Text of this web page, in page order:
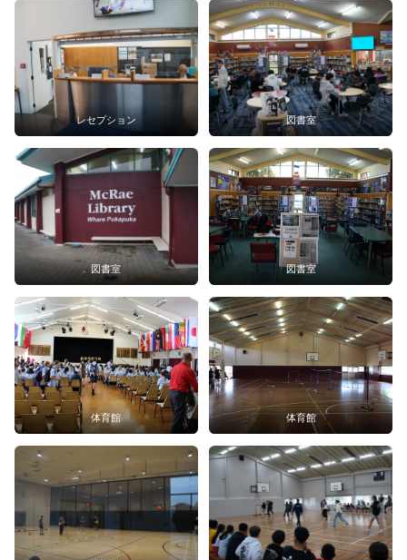
レセプション 図書室
図書室 図書室
体育館 体育館